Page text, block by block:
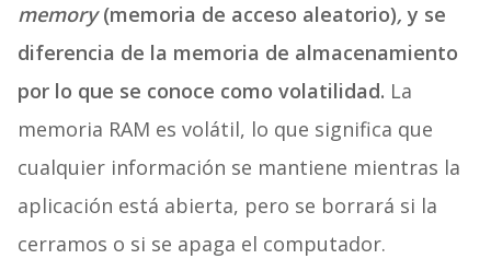
memory(memoria de acceso aleatorio),y se
diferencia de la memoria de almacenamiento
por lo que se conoce como volatilidad. La
memoria RAM es volátil, lo que significa que
cualquier información se mantiene mientras la
aplicación está abierta, pero se borrará si la
cerramos o si se apaga el computador.